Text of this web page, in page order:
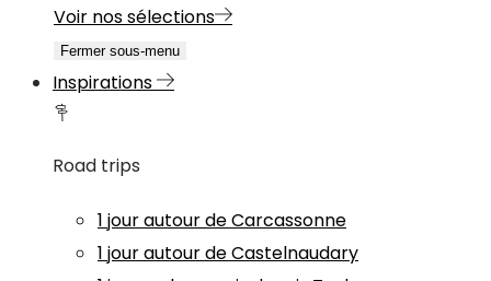
Voir nos sélections
Fermer sous-menu
Inspirations
Road trips
1 jour autour de Carcassonne
1 jour autour de Castelnaudary